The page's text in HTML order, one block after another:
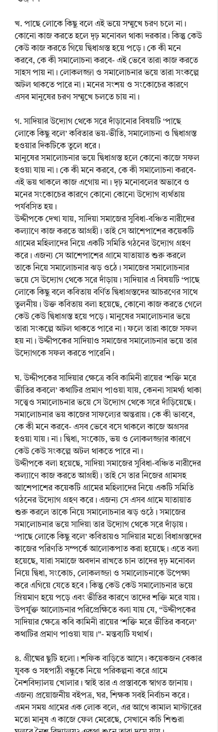
খ. পাছে লোকে কিছু বলে এই ভয়ে সম্মুখে চরণ চলে না।
কোনো কাজ করতে হলে দৃঢ় মনোবল থাকা দরকার। কিন্তু কেউ
কেউ কাজ করতে গিয়ে দ্বিধাগ্রস্ত হয়ে পড়ে। কে কী মনে
করবে, কে কী সমালোচনা করবে- এই ভেবে তারা কাজ করতে
সাহস পায় না। লোকলজ্জা ও সমালোচনার ভয়ে তারা সংকল্পে
অটল থাকতে পারে না। মনের সংশয় ও সংকোচের কারণে
এসব মানুষের চরণ সম্মুখে চলতে চায় না।
গ. সাদিয়ার উদ্যোগ থেকে সরে দাঁড়ানোর বিষয়টি ‘পাছে
লোকে কিছু বলে’ কবিতার ভয়-ভীতি, সমালোচনা ও দ্বিধাগ্রস্ত
হওয়ার দিকটিকে তুলে ধরে।
মানুষের সমালোচনার ভয়ে দ্বিধাগ্রস্ত হলে কোনো কাজে সফল
হওয়া যায় না। কে কী মনে করবে, কে কী সমালোচনা করবে-
এই ভয় থাকলে কাজ এগোয় না। দৃঢ় মনোবলের অভাবে ও
মনের সংকোচের কারণে কোনো কোনো উদ্যোগ ব্যর্থতায়
পর্যবসিত হয়।
উদ্দীপকে দেখা যায়, সাদিয়া সমাজের সুবিধা-বঞ্চিত নারীদের
কল্যাণে কাজ করতে আগ্রহী। তাই সে আশেপাশের কয়েকটি
গ্রামের মহিলাদের নিয়ে একটি সমিতি গঠনের উদ্যোগ গ্রহণ
করে। এজন্য সে আশেপাশের গ্রামে যাতায়াত শুরু করলে
তাকে নিয়ে সমালোচনার ঝড় ওঠে। সমাজের সমালোচনার
ভয়ে সে উদ্যোগ থেকে সরে দাঁড়ায়। সাদিয়ার এ বিষয়টি ‘পাছে
লোকে কিছু বলে কবিতায় বর্ণিত দ্বিধাগ্রস্তদের আচরণের সাথে
তুলনীয়। উক্ত কবিতায় বলা হয়েছে, কোনো কাজ করতে গেলে
কেউ কেউ দ্বিধাগ্রস্ত হয়ে পড়ে। মানুষের সমালোচনার ভয়ে
তারা সংকল্পে অটল থাকতে পারে না। ফলে তারা কাজে সফল
হয় না। উদ্দীপকের সাদিয়াও সমাজের সমালোচনার ভয়ে তার
উদ্যোগকে সফল করতে পারেনি।
ঘ. উদ্দীপকের সাদিয়ার ক্ষেত্রে কবি কামিনী রায়ের ‘শক্তি মরে
ভীতির কবলে’ কথাটির প্রমাণ পাওয়া যায়, কেননা সামর্থ্য থাকা
সত্ত্বেও সমালোচনার ভয়ে সে উদ্যোগ থেকে সরে দাঁড়িয়েছে।
সমালোচনার ভয় কাজের সাফল্যের অন্তরায়। কে কী ভাববে,
কে কী মনে করবে- এসব ভেবে বসে থাকলে কাজে অগ্রসর
হওয়া যায়। না। দ্বিধা, সংকোচ, ভয় ও লোকলজ্জার কারণে
কেউ কেউ সংকল্পে অটল থাকতে পারে না।
উদ্দীপকে বলা হয়েছে, সাদিয়া সমাজের সুবিধা-বঞ্চিত নারীদের
কল্যাণে কাজ করতে আগ্রহী। তাই সে তার নিজের গ্রামসহ
আশেপাশের কয়েকটি গ্রামের মহিলাদের নিয়ে একটি সমিতি
গঠনের উদ্যোগ গ্রহণ করে। এজন্য সে এসব গ্রামে যাতায়াত
শুরু করলে তাকে নিয়ে সমালোচনার ঝড় ওঠে। সমাজের
সমালোচনার ভয়ে সাদিয়া তার উদ্যোগ থেকে সরে দাঁড়ায়।
‘পাছে লোকে কিছু বলে’ কবিতায়ও সাদিয়ার মতো বিধাগ্রস্তদের
কাজের পরিণতি সম্পর্কে আলোকপাত করা হয়েছে। এতে বলা
হয়েছে, যারা সমাজে অবদান রাখতে চান তাদের দৃঢ় মনোবল
নিয়ে দ্বিধা, সংকোচ, লোকলজ্জা ও সমালোচনাকে উপেক্ষা
করে এগিয়ে যেতে হবে। কিন্তু কেউ কেউ সমালোচনার ভয়ে
ম্রিয়মাণ হয়ে পড়ে এবং ভীতির কারণে তাদের শক্তি মরে যায়।
উপর্যুক্ত আলোচনার পরিপ্রেক্ষিতে বলা যায় যে, “উদ্দীপকের
সাদিয়ার ক্ষেত্রে কবি কামিনী রায়ের ‘শক্তি মরে ভীতির কবলে’
কথাটির প্রমাণ পাওয়া যায়।”- মন্তব্যটি যথার্থ।
৪. গ্রীষ্মের ছুটি হলো। শফিক বাড়িতে আসে। কয়েকজন বেকার
যুবক ও সহপাঠী বন্ধুকে নিয়ে পরিকল্পনা করে গ্রামে
নৈশবিদ্যালয় খোলার। স্বাই তার এ প্রস্তাবকে স্বাগত জানায়।
এজন্য প্রয়োজনীয় বইপত্র, ঘর, শিক্ষক সবই নির্বাচন করে।
এমন সময় গ্রামের এক লোক বলে, এর আগে কামাল মাস্টারের
মতো মানুষ এ কাজে ফেল মেরেছে, সেখানে কচি শিশুরা